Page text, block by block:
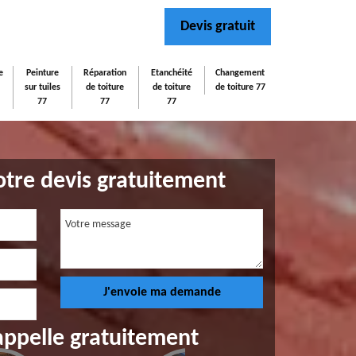
Devis gratuit
Peinture
sur tuiles
77
Réparation
de toiture
77
Etanchéité
de toiture
77
Changement
de toiture 77
devis gratuitement
gratuitement